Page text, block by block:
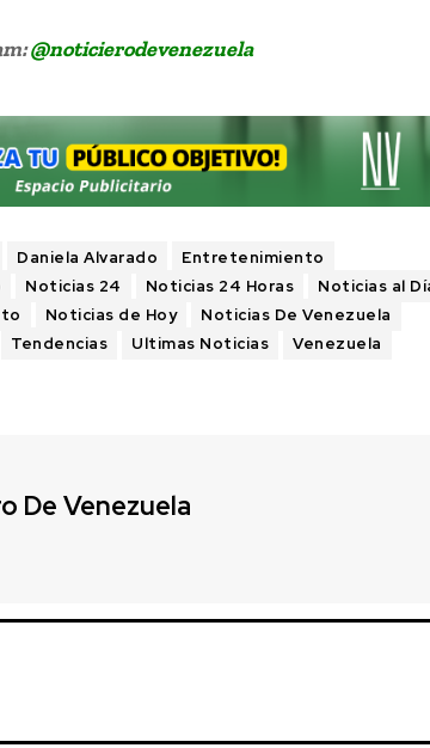
@noticierodevenezuela
Daniela Alvarado
Entretenimiento
Noticias 24 Noticias 24 Horas
Noticias al
Noticias de Hoy
Noticias De Venezuela
Tendencias Ultimas Noticias Venezuela
De Venezuela